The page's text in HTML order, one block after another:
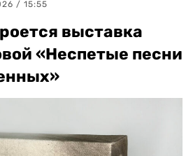
/ 15:55
выставка
«Неспетые песни